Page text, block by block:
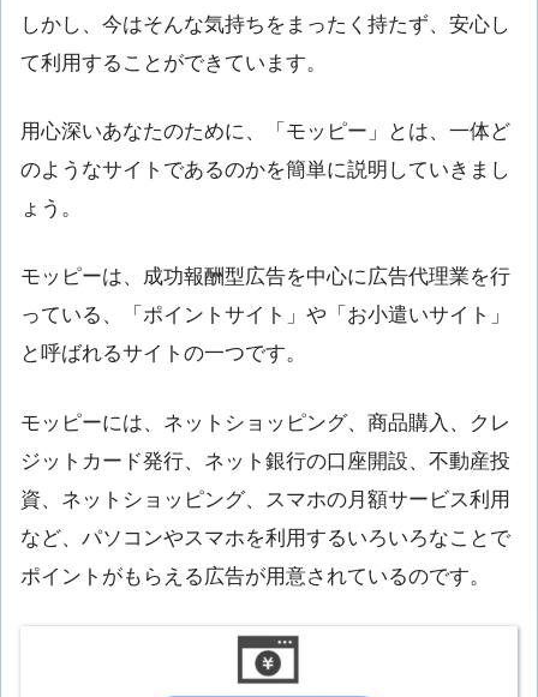
しかし、今はそんな気持ちをまったく持たず、安心し
て利用することができています。
用心深いあなたのために、「モッピー」とは、一体ど
のようなサイトであるのかを簡単に説明していきまし
ょう。
モッピーは、成功報酬型広告を中心に広告代理業を行
っている、「ポイントサイト」や「お小遣いサイト」
と呼ばれるサイトの一つです。
モッピーには、ネットショッピング、商品購入、クレ
ジットカード発行、ネット銀行の口座開設、不動産投
資、ネットショッピング、スマホの月額サービス利用
など、パソコンやスマホを利用するいろいろなことで
ポイントがもらえる広告が用意されているのです。